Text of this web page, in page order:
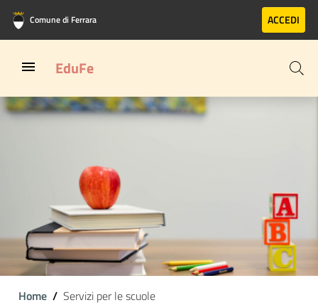
Vai al contenuto principale
Vai al footer
Comune di Ferrara ACCEDI
EduFe
Home Servizi per le scuole